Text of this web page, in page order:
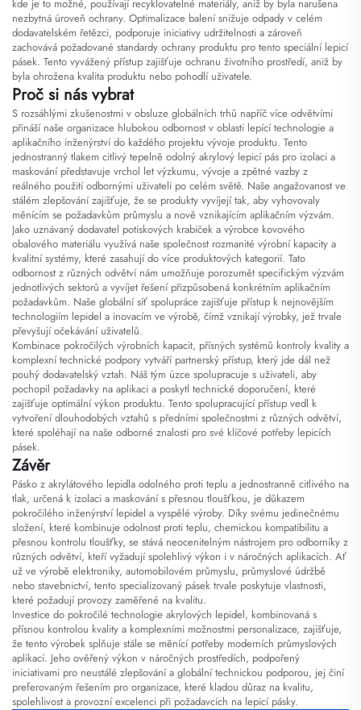
kde je to možné, používají recyklovatelné materiály, aniž by byla narušena
nezbytná úroveň ochrany. Optimalizace balení snižuje odpady v celém
dodavatelském řetězci, podporuje iniciativy udržitelnosti a zároveň
zachovává požadované standardy ochrany produktu pro tento speciální lepicí
pásek. Tento vyvážený přístup zajišťuje ochranu životního prostředí, aniž by
byla ohrožena kvalita produktu nebo pohodlí uživatele.
Proč si nás vybrat
S rozsáhlými zkušenostmi v obsluze globálních trhů napříč více odvětvími
přináší naše organizace hlubokou odbornost v oblasti lepící technologie a
aplikačního inženýrství do každého projektu vývoje produktu. Tento
jednostranný tlakem citlivý tepelně odolný akrylový lepicí pás pro izolaci a
maskování představuje vrchol let výzkumu, vývoje a zpětné vazby z
reálného použití odbornými uživateli po celém světě. Naše angažovanost ve
stálém zlepšování zajišťuje, že se produkty vyvíjejí tak, aby vyhovovaly
měnícím se požadavkům průmyslu a nově vznikajícím aplikačním výzvám.
Jako uznávaný dodavatel potiskových krabiček a výrobce kovového
obalového materiálu využívá naše společnost rozmanité výrobní kapacity a
kvalitní systémy, které zasahují do více produktových kategorií. Tato
odbornost z různých odvětví nám umožňuje porozumět specifickým výzvám
jednotlivých sektorů a vyvíjet řešení přizpůsobená konkrétním aplikačním
požadavkům. Naše globální síť spolupráce zajišťuje přístup k nejnovějším
technologiím lepidel a inovacím ve výrobě, čímž vznikají výrobky, jež trvale
převyšují očekávání uživatelů.
Kombinace pokročilých výrobních kapacit, přísných systémů kontroly kvality a
komplexní technické podpory vytváří partnerský přístup, který jde dál než
pouhý dodavatelský vztah. Náš tým úzce spolupracuje s uživateli, aby
pochopil požadavky na aplikaci a poskytl technické doporučení, které
zajišťuje optimální výkon produktu. Tento spolupracující přístup vedl k
vytvoření dlouhodobých vztahů s předními společnostmi z různých odvětví,
které spoléhají na naše odborné znalosti pro své klíčové potřeby lepicích
pásek.
Závěr
Pásko z akrylátového lepidla odolného proti teplu a jednostranně citlivého na
tlak, určená k izolaci a maskování s přesnou tloušťkou, je důkazem
pokročilého inženýrství lepidel a vyspělé výroby. Díky svému jedinečnému
složení, které kombinuje odolnost proti teplu, chemickou kompatibilitu a
přesnou kontrolu tloušťky, se stává neocenitelným nástrojem pro odborníky z
různých odvětví, kteří vyžadují spolehlivý výkon i v náročných aplikacích. Ať
už ve výrobě elektroniky, automobilovém průmyslu, průmyslové údržbě
nebo stavebnictví, tento specializovaný pásek trvale poskytuje vlastnosti,
které požadují provozy zaměřené na kvalitu.
Investice do pokročilé technologie akrylových lepidel, kombinovaná s
přísnou kontrolou kvality a komplexními možnostmi personalizace, zajišťuje,
že tento výrobek splňuje stále se měnící potřeby moderních průmyslových
aplikací. Jeho ověřený výkon v náročných prostředích, podpořený
iniciativami pro neustálé zlepšování a globální technickou podporou, jej činí
preferovaným řešením pro organizace, které kladou důraz na kvalitu,
spolehlivost a provozní excelenci při požadavcích na lepicí pásky.